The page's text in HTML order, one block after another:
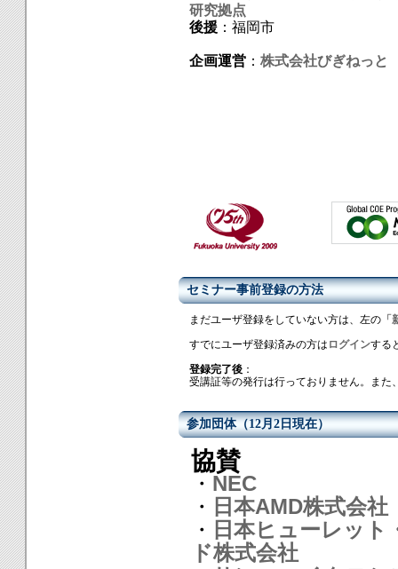
研究拠点
後援 ：福岡市
企画運営 ： 株式会社びぎねっと
セミナー事前登録の方法
まだユーザ登録をしていない方は、左の
すでにユーザ登録済みの方は ログインする
登録完了後 ：
受講証等の発行は行っておりません。ま
参加団体（12月2日現在）
協賛
・ NEC
・ 日本AMD株式会社
・ 日本ヒューレット
ド株式会社